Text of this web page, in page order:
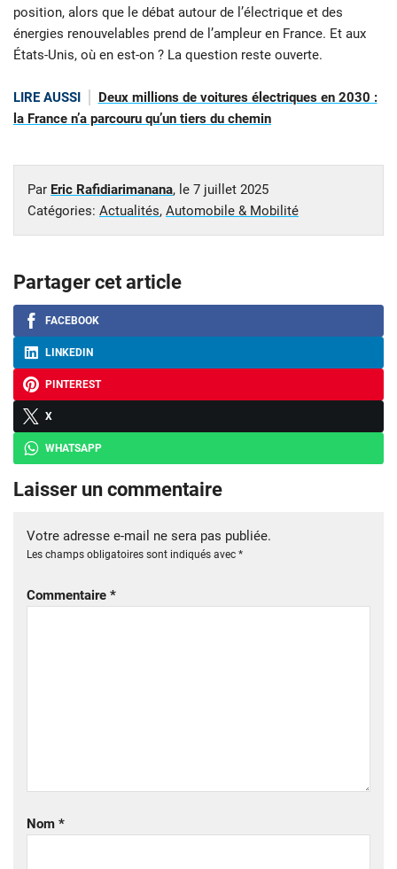
position, alors que le débat autour de l’électrique et des
énergies renouvelables prend de l’ampleur en France. Et aux
États-Unis, où en est-on ? La question reste ouverte.
LIRE AUSSI
Deux millions de voitures électriques en 2030 :
la France n’a parcouru qu’un tiers du chemin
Par Eric Rafidiarimanana, le 7 juillet 2025
Catégories: Actualités, Automobile & Mobilité
Partager cet article
FACEBOOK
LINKEDIN
PINTEREST
X
WHATSAPP
Laisser un commentaire
Votre adresse e-mail ne sera pas publiée.
Les champs obligatoires sont indiqués avec *
Commentaire *
Nom *